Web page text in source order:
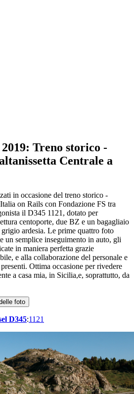
Treno storico -
Centrale a
in occasione del treno storico -
on Rails con Fondazione FS tra
il D345 1121, dotato per
centoporte, due BZ e un bagagliaio
ardesia. Le prime quattro foto
un semplice inseguimento in auto, gli
in maniera perfetta grazie
e alla collaborazione del personale e
Ottima occasione per rivedere
a casa mia, in Sicilia,e, soprattutto, da
foto
D345:1121